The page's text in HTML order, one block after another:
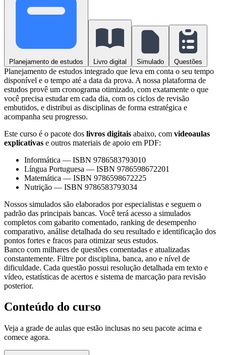
Planejamento de estudos Livro digital Simulado Questões
Planejamento de estudos integrado que leva em conta o seu tempo
disponível e o tempo até a data da prova. A nossa plataforma de
estudos provê um cronograma otimizado, com exatamente o que
você precisa estudar em cada dia, com os ciclos de revisão
embutidos, e distribui as disciplinas de forma estratégica e
acompanha seu progresso.
Este curso é o pacote dos livros digitais abaixo, com videoaulas
explicativas e outros materiais de apoio em PDF:
Informática — ISBN 9786583793010
Língua Portuguesa — ISBN 9786598672201
Matemática — ISBN 9786598672225
Nutrição — ISBN 9786583793034
Nossos simulados são elaborados por especialistas e seguem o
padrão das principais bancas. Você terá acesso a simulados
completos com gabarito comentado, ranking de desempenho
comparativo, análise detalhada do seu resultado e identificação dos
pontos fortes e fracos para otimizar seus estudos.
Banco com milhares de questões comentadas e atualizadas
constantemente. Filtre por disciplina, banca, ano e nível de
dificuldade. Cada questão possui resolução detalhada em texto e
vídeo, estatísticas de acertos e sistema de marcação para revisão
posterior.
Conteúdo do curso
Veja a grade de aulas que estão inclusas no seu pacote acima e
comece agora.